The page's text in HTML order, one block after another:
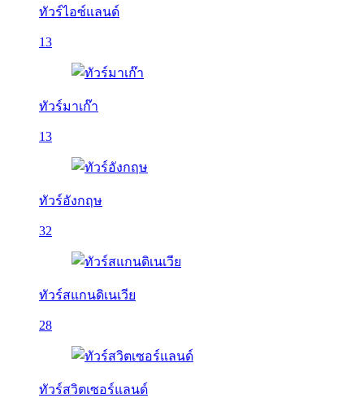
ทัวร์ไอซ์แลนด์
13
ทัวร์มาเก๊า
13
ทัวร์อังกฤษ
32
ทัวร์สแกนดิเนเวีย
28
ทัวร์สวิตเซอร์แลนด์